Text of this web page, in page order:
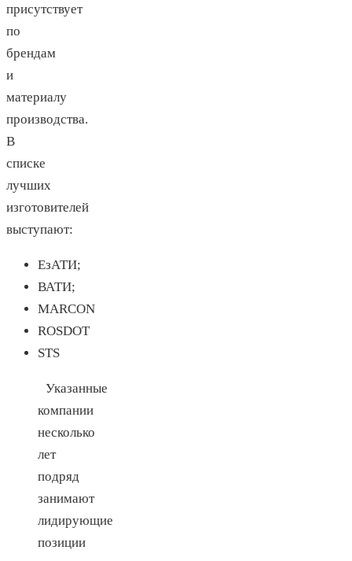
присутствует
по
брендам
и
материалу
производства.
В
списке
лучших
изготовителей
выступают:
ЕзАТИ;
ВАТИ;
MARCON
ROSDOT
STS
Указанные
компании
несколько
лет
подряд
занимают
лидирующие
позиции